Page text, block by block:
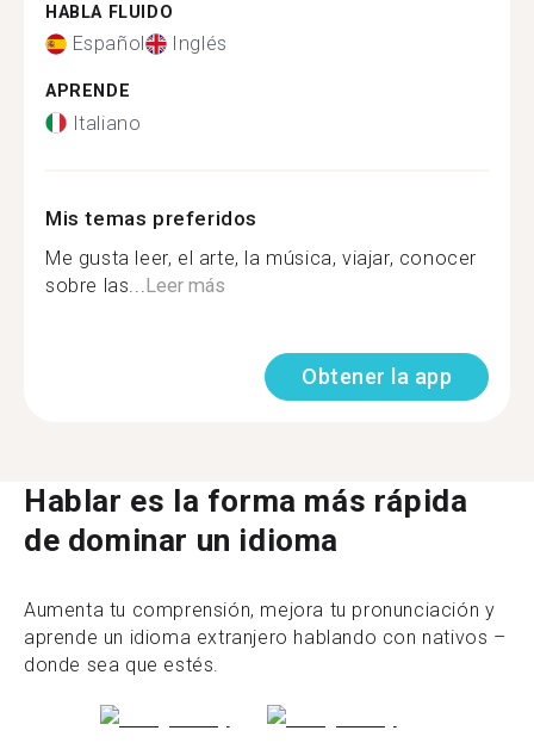
HABLA FLUIDO
Español Inglés
APRENDE
Italiano
Mis temas preferidos
Me gusta leer, el arte, la música, viajar, conocer
sobre las... Leer más
Obtener la app
Hablar es la forma más rápida
de dominar un idioma
Aumenta tu comprensión, mejora tu pronunciación y
aprende un idioma extranjero hablando con nativos –
donde sea que estés.